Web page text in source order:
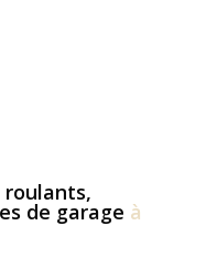
de garage à